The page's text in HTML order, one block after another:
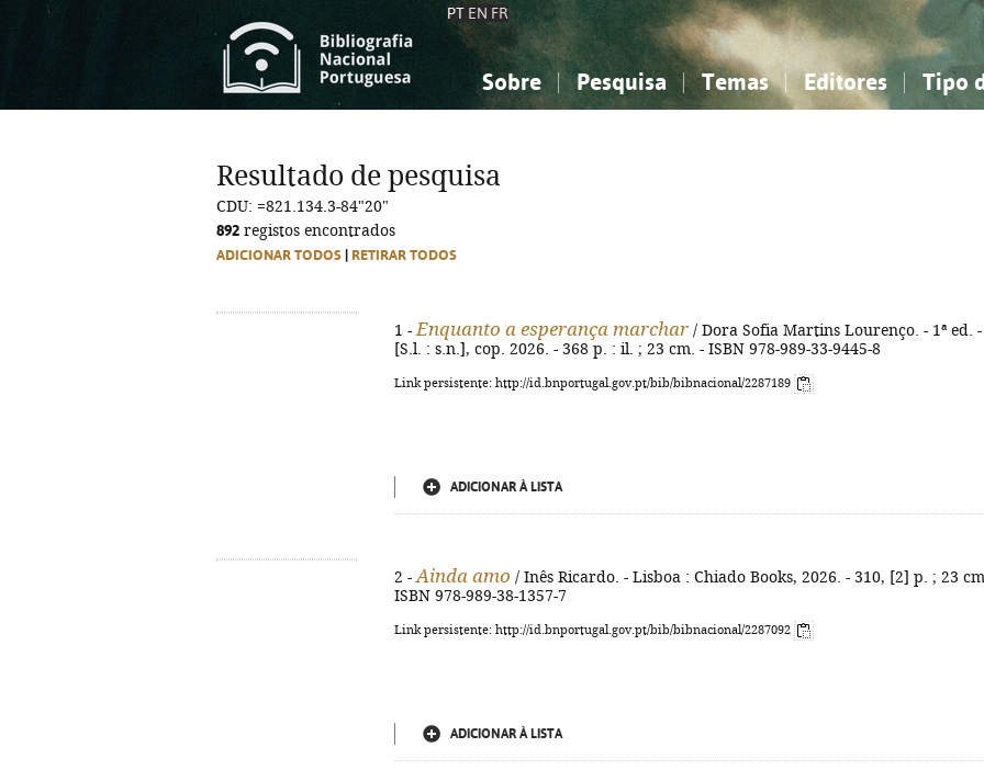
PT EN FR
Sobre Pesquisa Temas
Ciências sociais...
Editores Tipo
Ciências sociais...
Resultado de pesquisa
CDU: =821.134.3-84"20"
892 registos encontrados
ADICIONAR TODOS RETIRAR TODOS
1 - Enquanto a esperança marchar / Dora Sofia Martins Lourenço. - 1ª ed. -
[S.l. : s.n.], cop. 2026. - 368 p. : il. ; 23 cm. - ISBN 978-989-33-9445-8
Link persistente: http://id.bnportugal.gov.pt/bib/bibnacional/2287189
ADICIONAR À LISTA
2 - Ainda amo / Inês Ricardo. - Lisboa : Chiado Books, 2026. - 310, [2] p. ; 23
ISBN 978-989-38-1357-7
Link persistente: http://id.bnportugal.gov.pt/bib/bibnacional/2287092
ADICIONAR À LISTA